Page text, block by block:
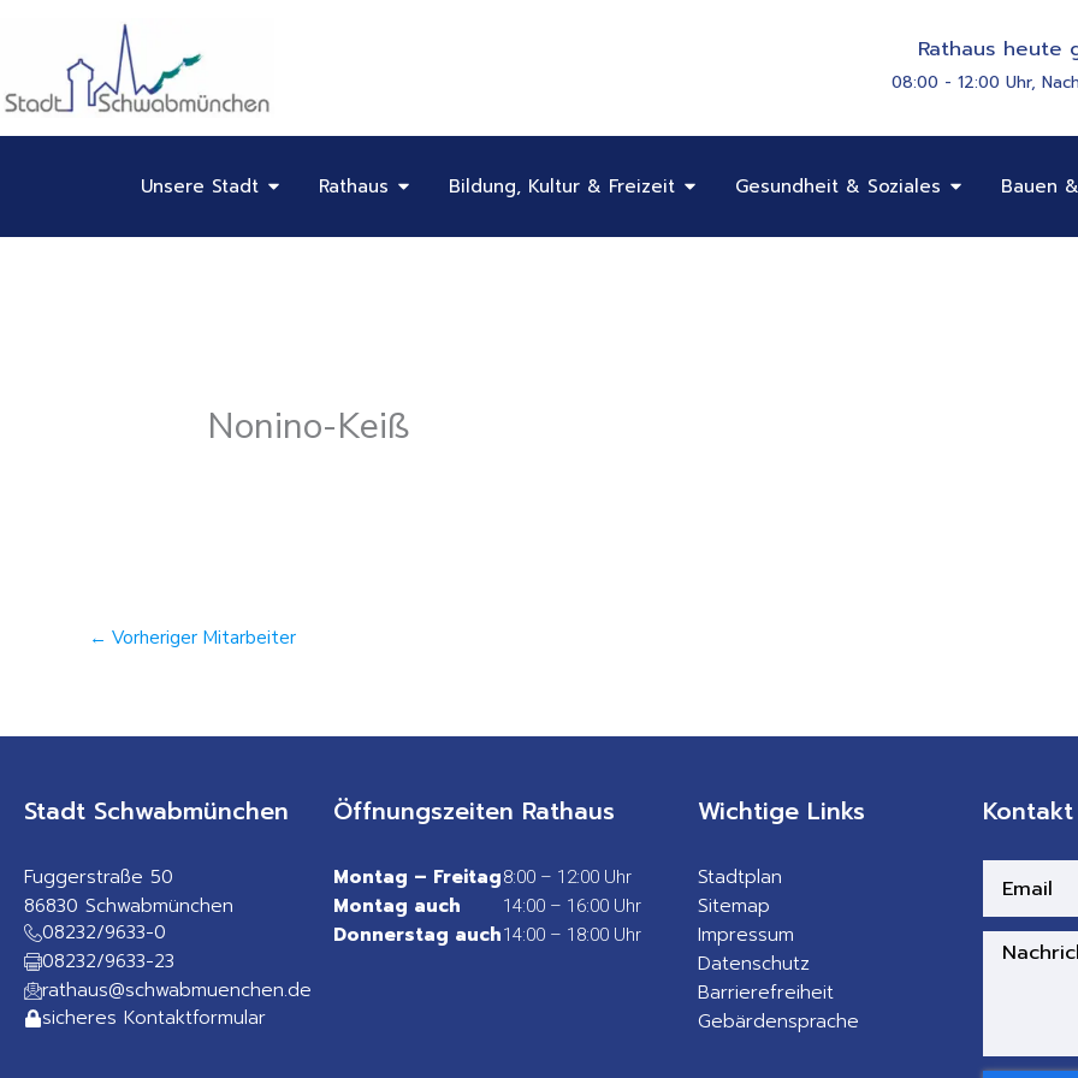
springen
Rathaus heute
08:00 - 12:00 Uhr,
Unsere Stadt Öffne Unsere Stadt
Rathaus Öffne Rathaus
Bildung, Kultur & Freizeit Öffne Bildung, Kultur & Freizeit
Gesundheit & Soziales Öffne Bauen
Nonino-Keiß
← Vorheriger Mitarbeiter
Stadt Schwabmünchen
Fuggerstraße 50
86830 Schwabmünchen
08232/9633-0
08232/9633-23
rathaus@schwabmuenchen.de
sicheres Kontaktformular
Öffnungszeiten Rathaus
Montag – Freitag8:00 – 12:00 Uhr
Montag auch 14:00 – 16:00 Uhr
Donnerstag auch14:00 – 18:00 Uhr
Wichtige Links
Stadtplan
Sitemap
Impressum
Datenschutz
Barrierefreiheit
Gebärdensprache
Kontakt